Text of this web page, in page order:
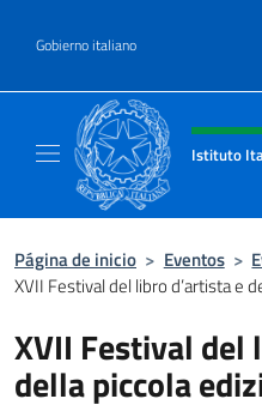
Gobierno italiano
Encabezado
Istituto
Página de inicio > Eventos >
XVII Festival del libro d’artista e
XVII Festival del
della piccola